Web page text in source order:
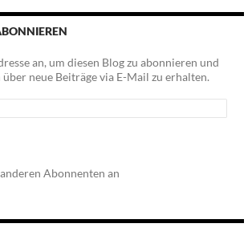
an, um diesen Blog zu abonnieren und
neue Beiträge via E-Mail zu erhalten.
Abonnenten an